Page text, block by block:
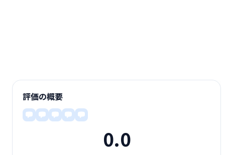
評価の概要
0.0